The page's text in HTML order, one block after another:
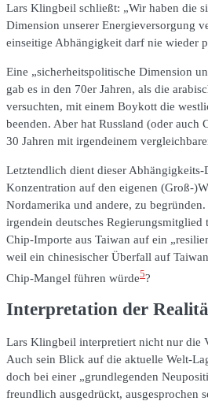
Lars Klingbeil schließt: „Wir haben die
Dimension unserer Energieversorgung
einseitige Abhängigkeit darf nie wieder
Eine „sicherheitspolitische Dimension
gab es in den 70er Jahren, als die
versuchten, mit einem Boykott die
beenden. Aber hat Russland (oder auch
30 Jahren mit irgendeinem
Letztendlich dient dieser Abhängigkeits-
Konzentration auf den eigenen (Groß-
Nordamerika und andere, zu
irgendein deutsches
Chip-Importe aus Taiwan auf ein
weil ein chinesischer Überfall auf
Chip-Mangel führen würde5?
Interpretation der
Lars Klingbeil interpretiert nicht nur die
Auch sein Blick auf die aktuelle Welt-
doch bei einer „grundlegenden
freundlich ausgedrückt, ausgesprochen